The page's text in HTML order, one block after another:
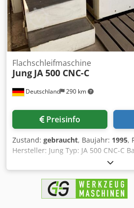
Deutschland 290 km
Flachschleifmaschine
Jung JA 500 CNC-C
Preisinfo
Zustand: gebraucht, Baujahr: 1995,
Hersteller: Jung Typ: JA 500 CNC-C
E Rgsfx Abgsr Überholt in: 2003
Schleifbreite: 200 mm
Tischdimensionen X/Y: 600 mm / 200
Schleifscheibendurchmesser: 225 mm
Schleifscheibenbreite: 25 mm